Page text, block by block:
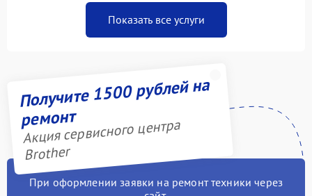
Показать все услуги
Получите 1500 рублей на
ремонт
Акция сервисного центра
Brother
При оформлении заявки на ремонт техники через